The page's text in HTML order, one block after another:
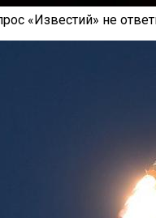
NASA
«Известий» не